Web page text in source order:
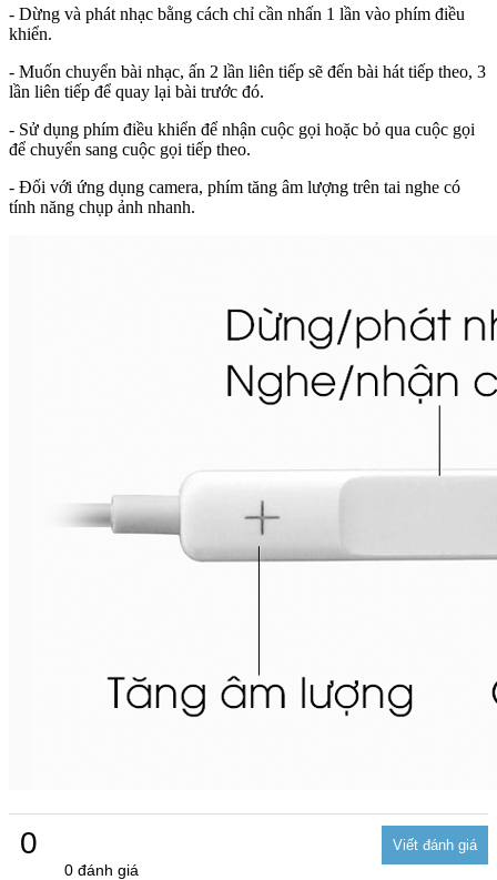
- Dừng và phát nhạc bằng cách chỉ cần nhấn 1 lần vào phím điều
khiển.
- Muốn chuyển bài nhạc, ấn 2 lần liên tiếp sẽ đến bài hát tiếp theo, 3
lần liên tiếp để quay lại bài trước đó.
- Sử dụng phím điều khiển để nhận cuộc gọi hoặc bỏ qua cuộc gọi
để chuyển sang cuộc gọi tiếp theo.
- Đối với ứng dụng camera, phím tăng âm lượng trên tai nghe có
tính năng chụp ảnh nhanh.
0
0 đánh giá